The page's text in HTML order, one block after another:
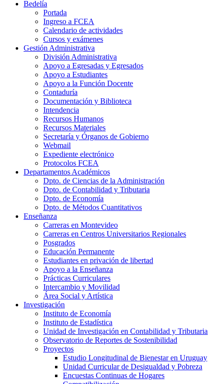
Bedelía
Portada
Ingreso a FCEA
Calendario de actividades
Cursos y exámenes
Gestión Administrativa
División Administrativa
Apoyo a Egresadas y Egresados
Apoyo a Estudiantes
Apoyo a la Función Docente
Contaduría
Documentación y Biblioteca
Intendencia
Recursos Humanos
Recursos Materiales
Secretaría y Órganos de Gobierno
Webmail
Expediente electrónico
Protocolos FCEA
Departamentos Académicos
Dpto. de Ciencias de la Administración
Dpto. de Contabilidad y Tributaria
Dpto. de Economía
Dpto. de Métodos Cuantitativos
Enseñanza
Carreras en Montevideo
Carreras en Centros Universitarios Regionales
Posgrados
Educación Permanente
Estudiantes en privación de libertad
Apoyo a la Enseñanza
Prácticas Curriculares
Intercambio y Movilidad
Área Social y Artística
Investigación
Instituto de Economía
Instituto de Estadística
Unidad de Investigación en Contabilidad y Tributaria
Observatorio de Reportes de Sostenibilidad
Proyectos
Estudio Longitudinal de Bienestar en Uruguay
Unidad Curricular de Desigualdad y Pobreza
Encuestas Continuas de Hogares